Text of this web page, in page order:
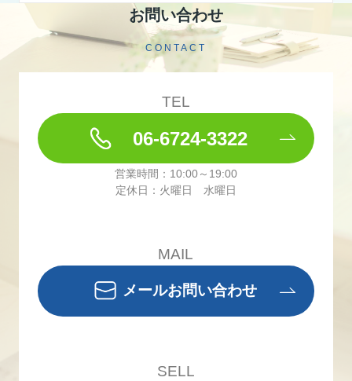
お問い合わせ
CONTACT
TEL
06-6724-3322
営業時間：10:00～19:00
定休日：火曜日 水曜日
MAIL
メールお問い合わせ
SELL